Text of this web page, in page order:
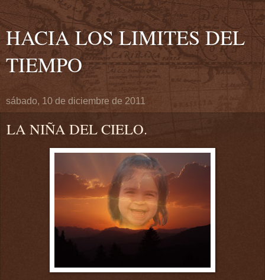
HACIA LOS LIMITES DEL
TIEMPO
sábado, 10 de diciembre de 2011
LA NIÑA DEL CIELO.